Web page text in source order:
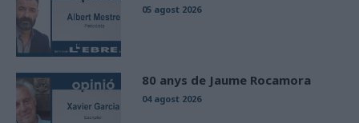
05 agost 2026
80 anys de Jaume Rocamora
04 agost 2026